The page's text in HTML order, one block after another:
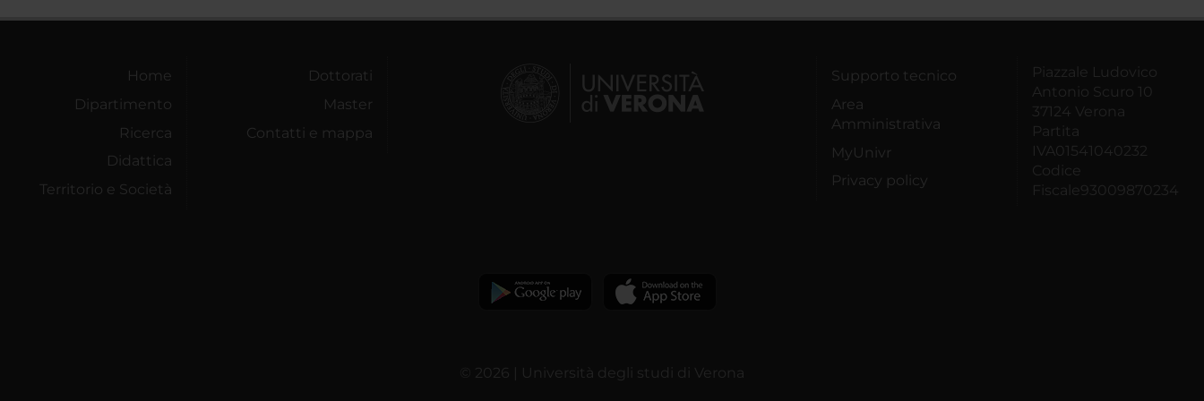
Home
Dipartimento
Ricerca
Didattica
Territorio e Società
Dottorati
Master
Contatti e mappa
Supporto tecnico
Area
Amministrativa
MyUnivr
Privacy policy
Piazzale Ludovico
Antonio Scuro 10
37124 Verona
Partita
IVA01541040232
Codice
Fiscale93009870234
© 2026 | Università degli studi di Verona